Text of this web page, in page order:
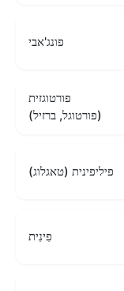
פונג'אבי
פורטוגזית
(פורטוגל, ברזיל)
פיליפינית (טאגלוג)
פִינִית